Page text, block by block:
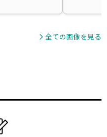
全ての画像を見る